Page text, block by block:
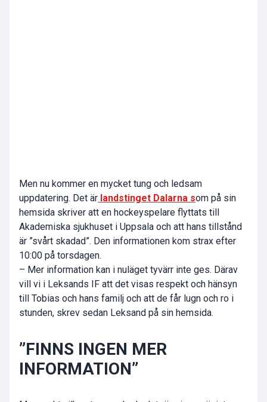
Men nu kommer en mycket tung och ledsam
uppdatering. Det är landstinget Dalarna som på sin
hemsida skriver att en hockeyspelare flyttats till
Akademiska sjukhuset i Uppsala och att hans tillstånd
är ”svårt skadad”. Den informationen kom strax efter
10:00 på torsdagen.
– Mer information kan i nuläget tyvärr inte ges. Därav
vill vi i Leksands IF att det visas respekt och hänsyn
till Tobias och hans familj och att de får lugn och ro i
stunden, skrev sedan Leksand på sin hemsida.
”FINNS INGEN MER
INFORMATION”